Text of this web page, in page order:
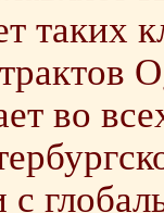
таких
во
с